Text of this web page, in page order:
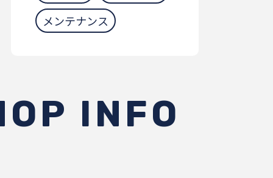
メンテナンス
INFO